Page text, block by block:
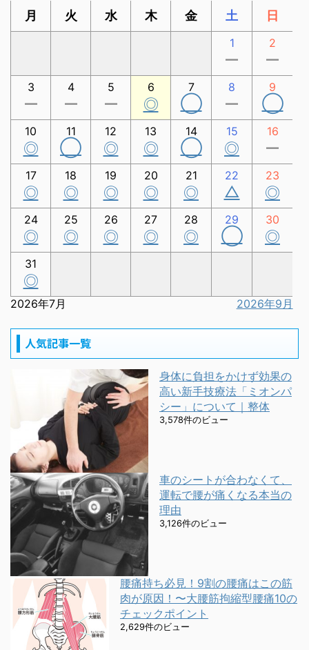
月 火 水 木 金 土 日
1
ー
2
ー
3
ー
4
ー
5
ー
6
◎
7
◯
8
ー
9
◯
10
◎
11
◯
12
◎
13
◎
14
◯
15
◎
16
ー
17
◎
18
◎
19
◎
20
◎
21
◎
22
△
23
◎
24
◎
25
◎
26
◎
27
◎
28
◎
29
◯
30
◎
31
◎
2026年7月 2026年9月
人気記事一覧
身体に負担をかけず効果の
高い新手技療法「ミオンパ
シー」について｜整体
3,578件のビュー
車のシートが合わなくて、
運転で腰が痛くなる本当の
理由
3,126件のビュー
腰痛持ち必見！9割の腰痛はこの筋
肉が原因！〜大腰筋拘縮型腰痛10の
チェックポイント
2,629件のビュー